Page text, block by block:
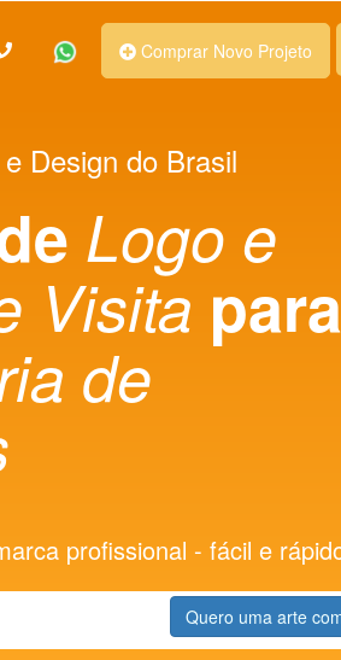
Comprar Novo Projeto
Design do Brasil
Logo e
Visita para
de
profissional - fácil e
Quero uma arte